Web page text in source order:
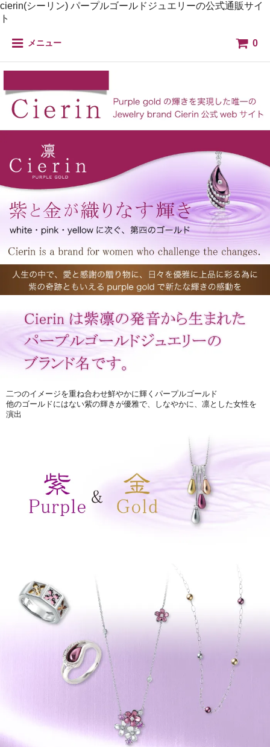
cierin(シーリン) パープルゴールドジュエリーの公式通販サイ
ト
メニュー 0
二つのイメージを重ね合わせ鮮やかに輝くパープルゴールド
他のゴールドにはない紫の輝きが優雅で、しなやかに、凛とした女性を
演出